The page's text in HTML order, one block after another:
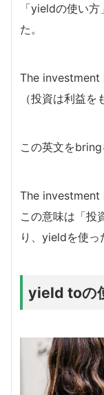
「yieldの使い
た。
The investment
（投資は利益を
この英文をbring
The
この意味は「投
り、yieldを使っ
yield toの